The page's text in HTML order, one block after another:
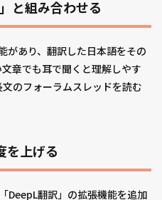
と組み合わせる
があり、翻訳した日本語をその
章でも耳で聞くと理解しやす
のフォーラムスレッドを読む
を上げる
DeepL翻訳」の拡張機能を追加